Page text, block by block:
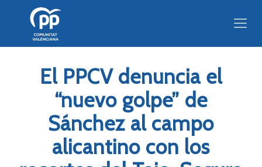
El PPCV denuncia el
“nuevo golpe” de
Sánchez al campo
alicantino con los